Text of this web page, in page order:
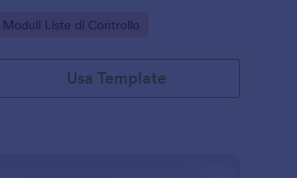
consulenti e professionisti che gestiscono la
Go to Category:
Moduli Liste di Controllo
Usa Template